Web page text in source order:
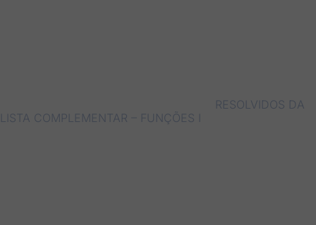
RESOLVIDOS DA
LISTA COMPLEMENTAR – FUNÇÕES I